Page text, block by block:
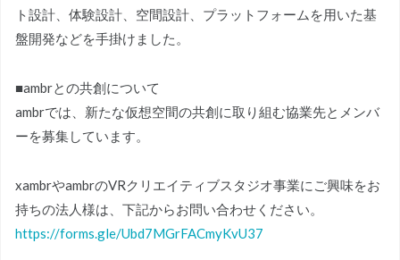
ト設計、体験設計、空間設計、プラットフォームを用いた基
盤開発などを手掛けました。
■ambrとの共創について
ambrでは、新たな仮想空間の共創に取り組む協業先とメンバ
ーを募集しています。
xambrやambrのVRクリエイティブスタジオ事業にご興味をお
持ちの法人様は、下記からお問い合わせください。
https://forms.gle/Ubd7MGrFACmyKvU37